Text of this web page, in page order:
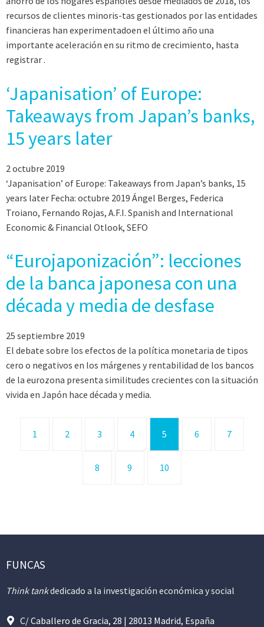
recursos de clientes minoris-tas gestionados por las entidades
financieras han experimentadoen el último año una
importante aceleración en su ritmo de crecimiento, hasta
registrar .
‘Japanisation’ of Europe:
Takeaways from Japan’s banks,
15 years later
2 octubre 2019
‘Japanisation’ of Europe: Takeaways from Japan’s banks, 15
years later Fecha: octubre 2019 Ángel Berges, Federica
Troiano, Fernando Rojas, A.F.I. Spanish and International
Economic & Financial Otlook, SEFO
“Eurojaponización”: lecciones
de la banca japonesa con una
década y media de desfase
25 septiembre 2019
El debate sobre los efectos de la política monetaria de tipos
cero o negativos en los márgenes y rentabilidad de los bancos
de la eurozona presenta similitudes crecientes con la situación
vivida en Japón hace década y media.
1 2 3 4 5 6 7
8 9 10
FUNCAS
Think tankdedicado a la investigación económica y social
C/ Caballero de Gracia, 28 | 28013 Madrid, España